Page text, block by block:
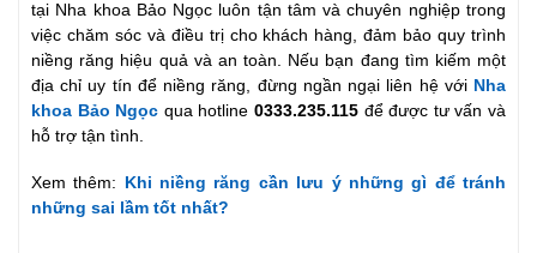
tại Nha khoa Bảo Ngọc luôn tận tâm và chuyên nghiệp trong
việc chăm sóc và điều trị cho khách hàng, đảm bảo quy trình
niềng răng hiệu quả và an toàn. Nếu bạn đang tìm kiếm một
địa chỉ uy tín để niềng răng, đừng ngần ngại liên hệ với Nha
khoa Bảo Ngọc qua hotline0333.235.115 để được tư vấn và
hỗ trợ tận tình.
Xem thêm:
Khi niềng răng cần lưu ý những gì để tránh
những sai lầm tốt nhất?